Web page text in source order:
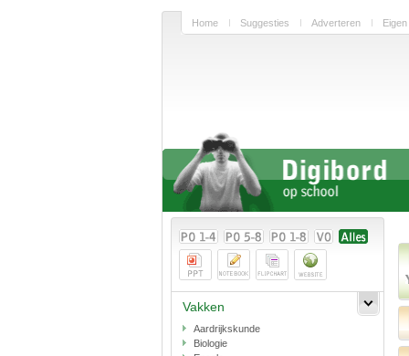
Home Suggesties Adverteren
Vakken
Aardrijkskunde
Biologie